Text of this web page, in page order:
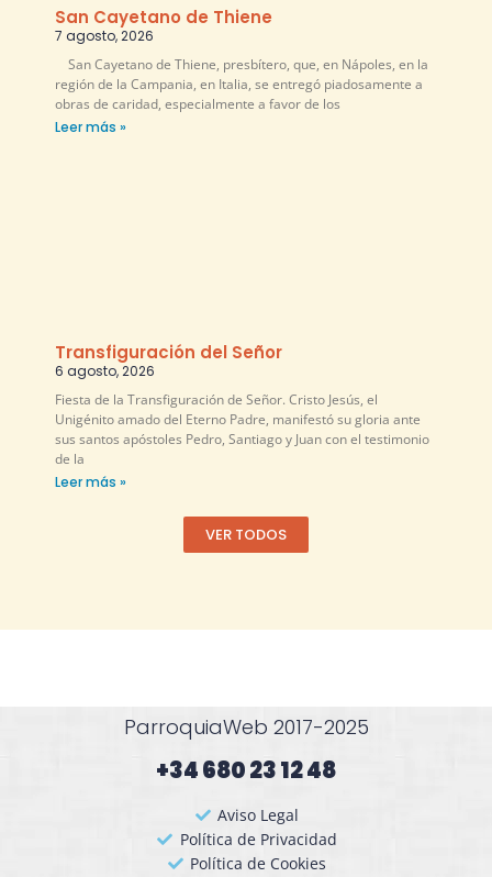
San Cayetano de Thiene
7 agosto, 2026
San Cayetano de Thiene, presbítero, que, en Nápoles, en la
región de la Campania, en Italia, se entregó piadosamente a
obras de caridad, especialmente a favor de los
Leer más »
Transfiguración del Señor
6 agosto, 2026
Fiesta de la Transfiguración de Señor. Cristo Jesús, el
Unigénito amado del Eterno Padre, manifestó su gloria ante
sus santos apóstoles Pedro, Santiago y Juan con el testimonio
de la
Leer más »
VER TODOS
ParroquiaWeb 2017-2025
+34 680 23 12 48​
Aviso Legal
Política de Privacidad
Política de Cookies